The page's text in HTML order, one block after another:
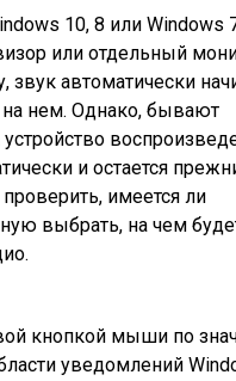
10, 8 или Windows
или отдельный
звук автоматически
на нем. Однако, бывают
и остается
имеется ли
выбрать, на чем
кнопкой мыши по
уведомлений